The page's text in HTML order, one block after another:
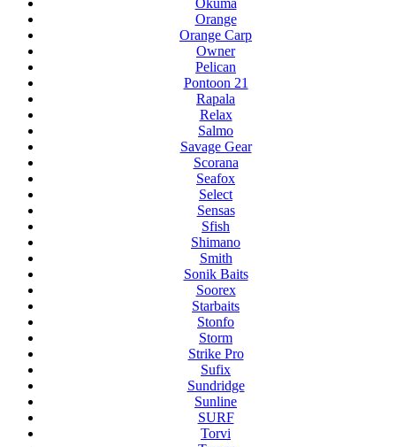
Okuma
Orange
Orange Carp
Owner
Pelican
Pontoon 21
Rapala
Relax
Salmo
Savage Gear
Scorana
Seafox
Select
Sensas
Sfish
Shimano
Smith
Sonik Baits
Soorex
Starbaits
Stonfo
Storm
Strike Pro
Sufix
Sundridge
Sunline
SURF
Torvi